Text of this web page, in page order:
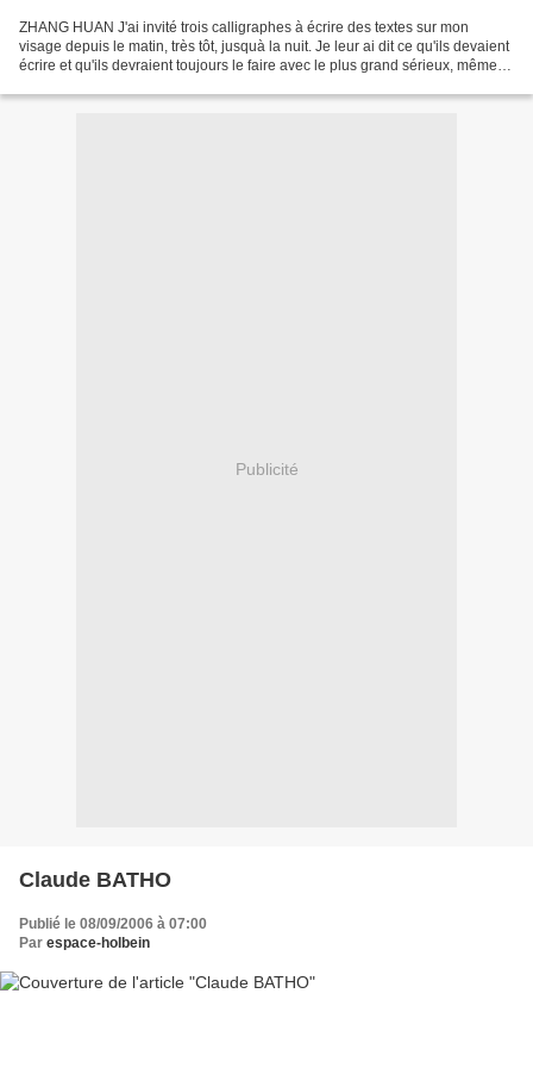
ZHANG HUAN J'ai invité trois calligraphes à écrire des textes sur mon
visage depuis le matin, très tôt, jusquà la nuit. Je leur ai dit ce qu'ils devaient
écrire et qu'ils devraient toujours le faire avec le plus grand sérieux, même
Publicité
Claude BATHO
Publié le 08/09/2006 à 07:00
Par espace-holbein